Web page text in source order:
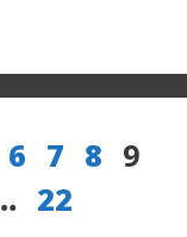
Página
6 Página
7 8 9
Página
22